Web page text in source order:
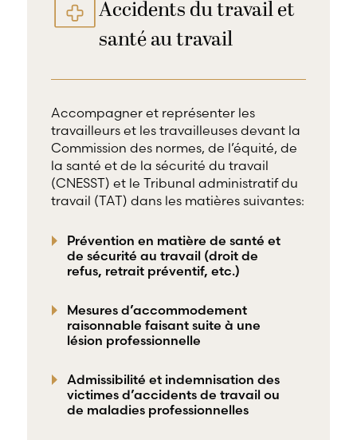
Accidents du travail et
santé au travail
Accompagner et représenter les
travailleurs et les travailleuses devant la
Commission des normes, de l’équité, de
la santé et de la sécurité du travail
(CNESST) et le Tribunal administratif du
travail (TAT) dans les matières suivantes:
Prévention en matière de santé et
de sécurité au travail (droit de
refus, retrait préventif, etc.)
Mesures d’accommodement
raisonnable faisant suite à une
lésion professionnelle
Admissibilité et indemnisation des
victimes d’accidents de travail ou
de maladies professionnelles